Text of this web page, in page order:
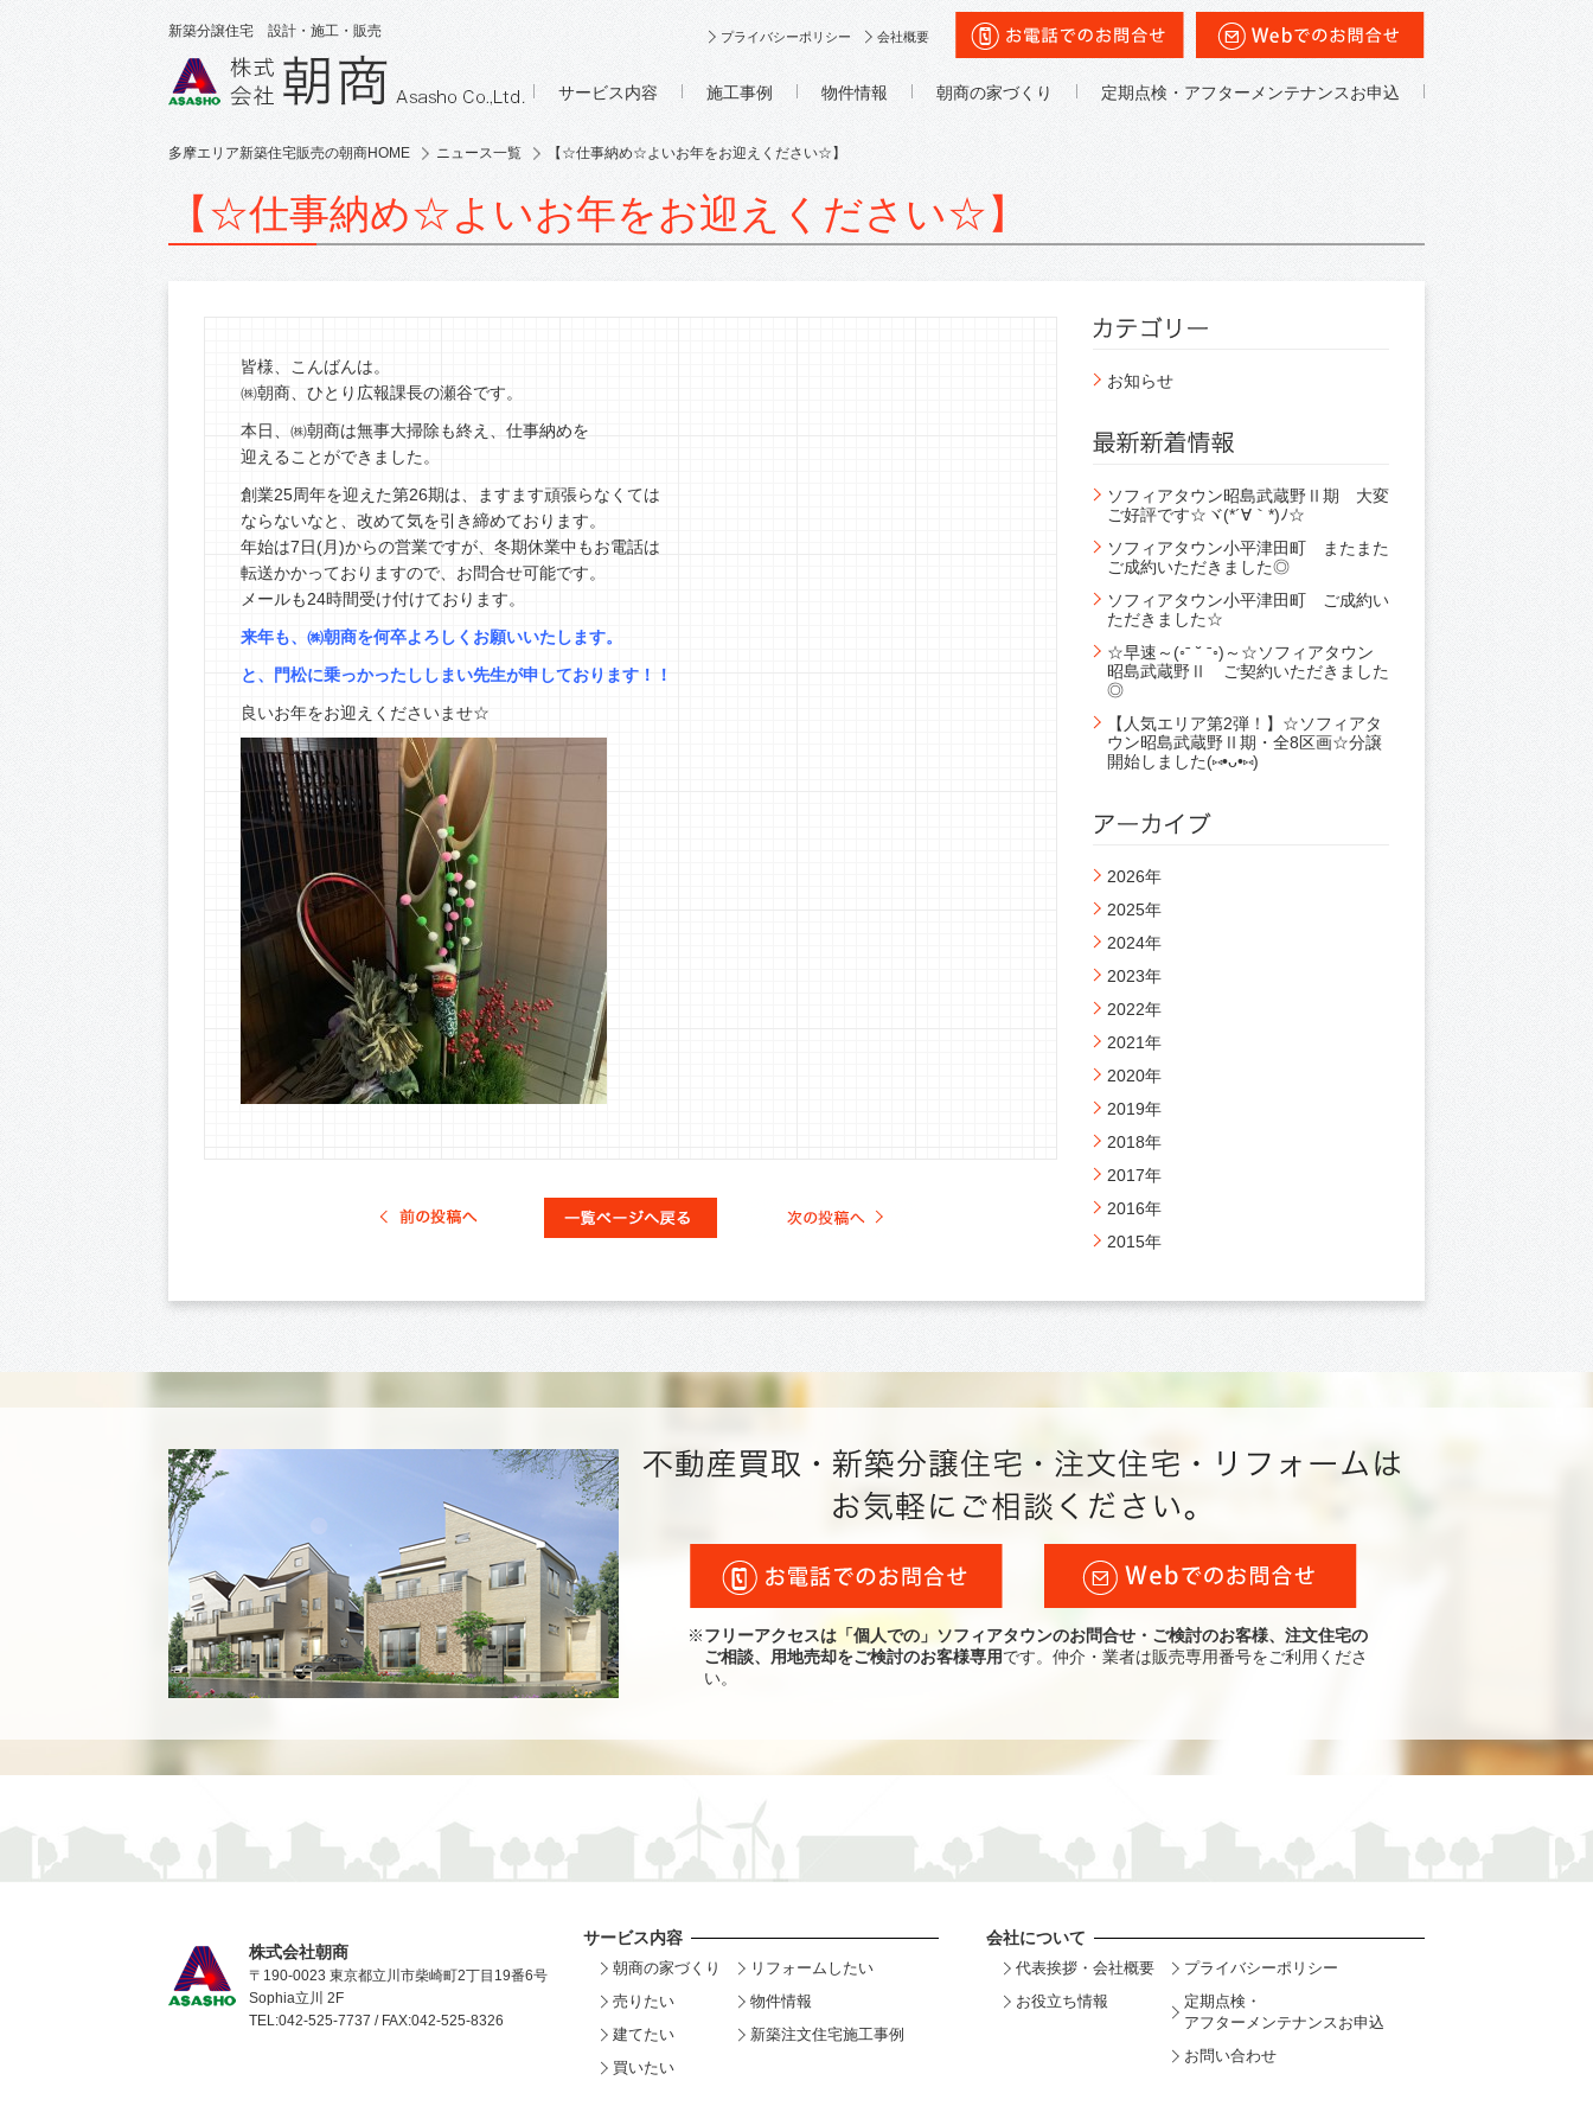
新築分譲住宅 設計・施工・販売 プライバシーポリシー 会社概要
サービス内容 施工事例 物件情報 朝商の家づくり 定期点検・アフターメンテナンスお申込
多摩エリア新築住宅販売の朝商HOME ニュース一覧 【☆仕事納め☆よいお年をお迎えください☆】
【☆仕事納め☆よいお年をお迎えください☆】
皆様、こんばんは。
㈱朝商、ひとり広報課長の瀬谷です。
本日、㈱朝商は無事大掃除も終え、仕事納めを
迎えることができました。
創業25周年を迎えた第26期は、ますます頑張らなくては
ならないなと、改めて気を引き締めております。
年始は7日(月)からの営業ですが、冬期休業中もお電話は
転送かかっておりますので、お問合せ可能です。
メールも24時間受け付けております。
来年も、㈱朝商を何卒よろしくお願いいたします。
と、門松に乗っかったししまい先生が申しております！！
良いお年をお迎えくださいませ☆
お知らせ
ソフィアタウン昭島武蔵野Ⅱ期 大変
ご好評です☆ヾ(*´∀｀*)ﾉ☆
ソフィアタウン小平津田町 またまた
ご成約いただきました◎
ソフィアタウン小平津田町 ご成約い
ただきました☆
☆早速～(◦ˉ ˘ ˉ◦)～☆ソフィアタウン
昭島武蔵野Ⅱ ご契約いただきました
◎
【人気エリア第2弾！】☆ソフィアタ
ウン昭島武蔵野Ⅱ期・全8区画☆分譲
開始しました(⑅•ᴗ•⑅)
2026年
2025年
2024年
2023年
2022年
2021年
2020年
2019年
2018年
2017年
2016年
2015年
※フリーアクセスは「個人での」ソフィアタウンのお問合せ・ご検討のお客様、注文住宅の
ご相談、用地売却をご検討のお客様専用です。仲介・業者は販売専用番号をご利用くださ
い。
株式会社朝商
〒190-0023 東京都立川市柴崎町2丁目19番6号
Sophia立川 2F
TEL:042-525-7737 / FAX:042-525-8326
サービス内容
朝商の家づくり
売りたい
建てたい
買いたい
リフォームしたい
物件情報
新築注文住宅施工事例
会社について
代表挨拶・会社概要
お役立ち情報
プライバシーポリシー
定期点検・
アフターメンテナンスお申込
お問い合わせ